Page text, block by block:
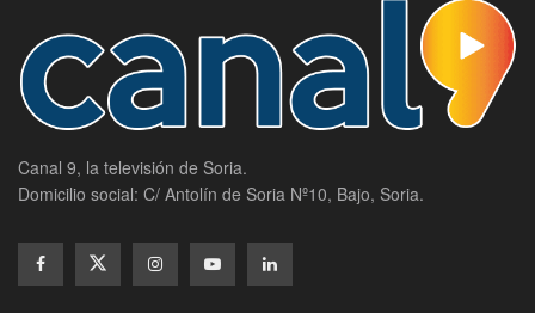
Canal 9, la televisión de Soria.
Domicilio social: C/ Antolín de Soria Nº10, Bajo, Soria.